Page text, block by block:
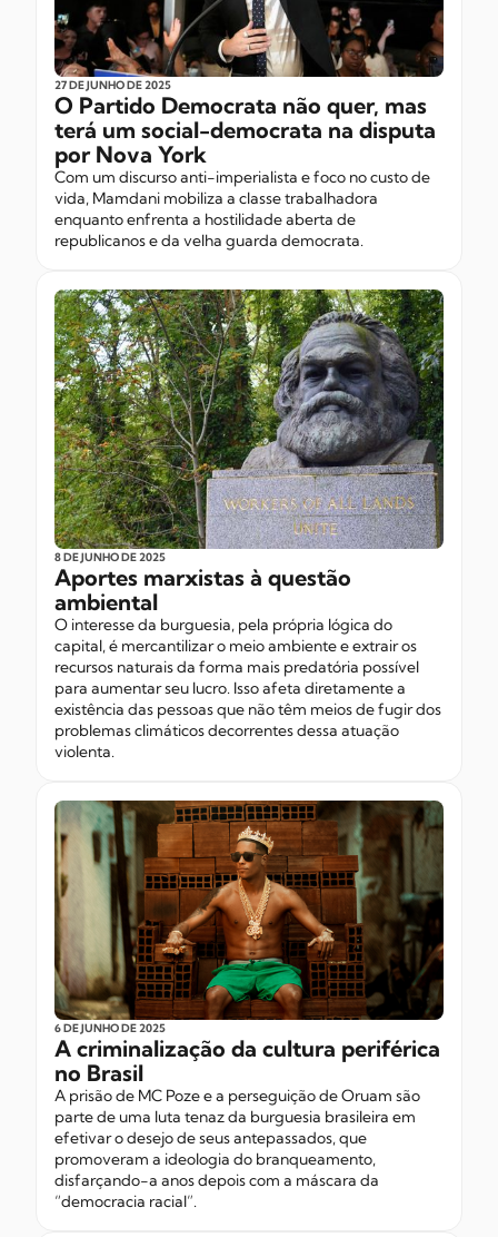
27 DE JUNHODE 2025
O Partido Democrata não quer, mas
terá um social-democrata na disputa
por Nova York
Com um discurso anti-imperialista e foco no custo de
vida, Mamdani mobiliza a classe trabalhadora
enquanto enfrenta a hostilidade aberta de
republicanos e da velha guarda democrata.
8 DE JUNHODE 2025
Aportes marxistas à questão
ambiental
O interesse da burguesia, pela própria lógica do
capital, é mercantilizar o meio ambiente e extrair os
recursos naturais da forma mais predatória possível
para aumentar seu lucro. Isso afeta diretamente a
existência das pessoas que não têm meios de fugir dos
problemas climáticos decorrentes dessa atuação
violenta.
6 DE JUNHODE 2025
A criminalização da cultura periférica
no Brasil
A prisão de MC Poze e a perseguição de Oruam são
parte de uma luta tenaz da burguesia brasileira em
efetivar o desejo de seus antepassados, que
promoveram a ideologia do branqueamento,
disfarçando-a anos depois com a máscara da
“democracia racial”.